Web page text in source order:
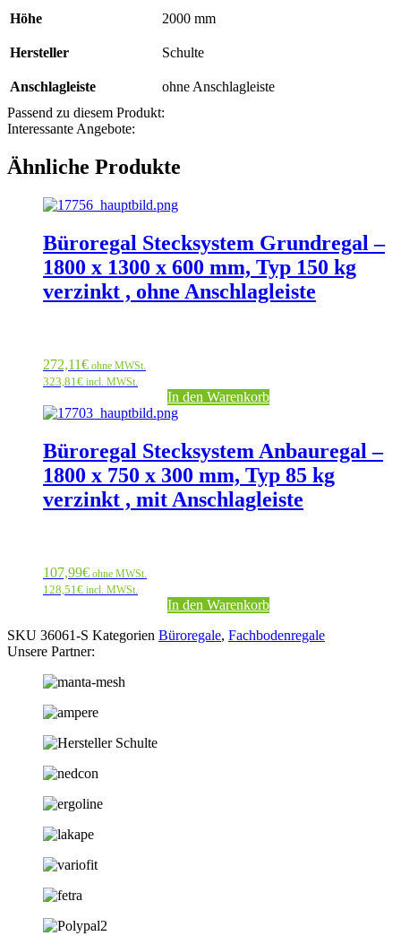
Höhe 2000 mm
Hersteller Schulte
Anschlagleiste
ohne Anschlagleiste
Passend zu diesem Produkt:
Interessante Angebote:
Ähnliche Produkte
Büroregal Stecksystem Grundregal –
1800 x 1300 x 600 mm, Typ 150 kg
verzinkt , ohne Anschlagleiste
272,11€ ohne MWSt.
323,81€ incl. MWSt.
In den Warenkorb
Büroregal Stecksystem Anbauregal –
1800 x 750 x 300 mm, Typ 85 kg
verzinkt , mit Anschlagleiste
107,99€ ohne MWSt.
128,51 € incl. MWSt.
In den Warenkorb
SKU 36061-S Kategorien Büroregale, Fachbodenregale
Unsere Partner: